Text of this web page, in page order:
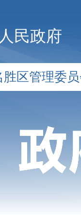
民政府
区管理委